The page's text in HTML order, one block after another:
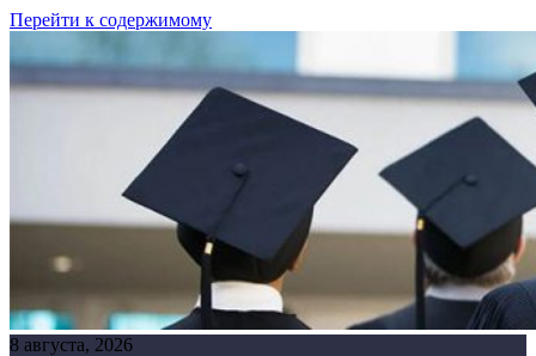
Перейти к содержимому
8 августа, 2026